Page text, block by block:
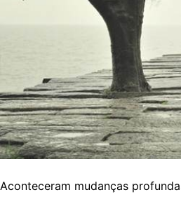
Aconteceram mudanças